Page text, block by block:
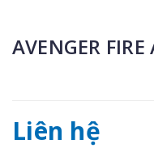
AVENGER
Liên hệ